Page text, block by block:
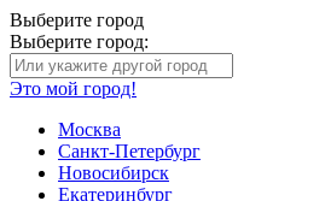
Выберите город
Выберите город:
Это мой город!
Москва
Санкт-Петербург
Новосибирск
Екатеринбург